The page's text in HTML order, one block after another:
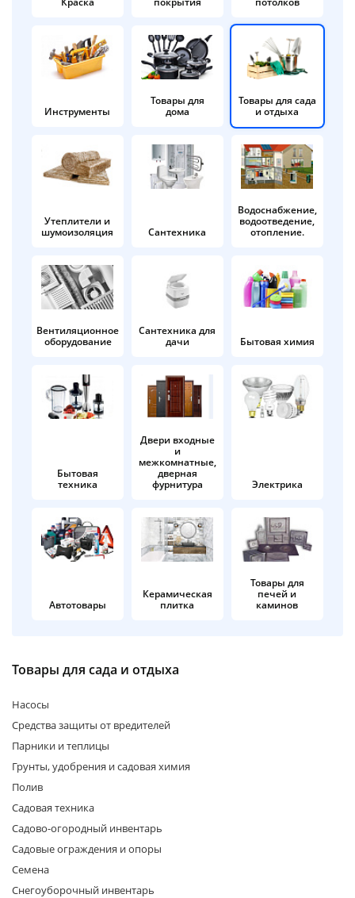
Инструменты
Товары для
дома
Товары для сада
и отдыха
Утеплители и
шумоизоляция
Сантехника
Водоснабжение,
водоотведение,
отопление.
Вентиляционное
оборудование
Сантехника для
дачи
Бытовая химия
Бытовая
техника
Двери входные
и
межкомнатные,
дверная
фурнитура
Электрика
Автотовары
Керамическая
плитка
Товары для
печей и
каминов
Товары для сада и отдыха
Насосы
Средства защиты от вредителей
Парники и теплицы
Грунты, удобрения и садовая химия
Полив
Садовая техника
Садово-огородный инвентарь
Садовые ограждения и опоры
Семена
Снегоуборочный инвентарь
в корзину
Оплачивайте сегодня только
25% картой любого банка
Получайте товар
выбранный способом
Оставшиеся
% будут
по25%каждые 2 недели
Подробнее
об оплате Плайтом
раз в 2
недели
Остались вопросы?
8 800 302-02-51
plait.ru